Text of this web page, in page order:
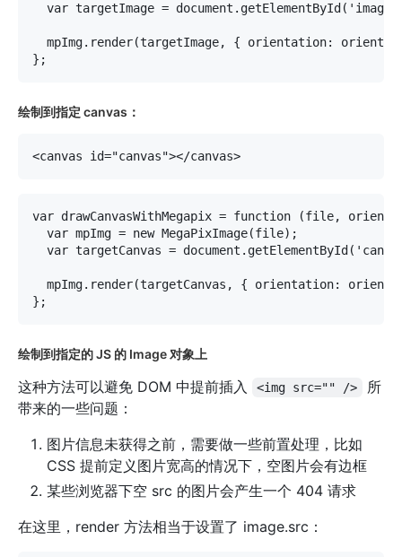
var targetImage =
mpImg.render(targetImage, { orientation:
绘制到指定 canvas：
var drawCanvasWithMegapix = function (file,
  var mpImg = new MegaPixImage(file);
var targetCanvas =
mpImg.render(targetCanvas, { orientation:
绘制到指定的 JS 的 Image 对象上
这种方法可以避免 DOM 中提前插入 <img src="" />
所
带来的一些问题：
图片信息未获得之前，需要做一些前置处理，比如
CSS 提前定义图片宽高的情况下，空图片会有边框
某些浏览器下空 src 的图片会产生一个 404 请求
在这里，render 方法相当于设置了 image.src：